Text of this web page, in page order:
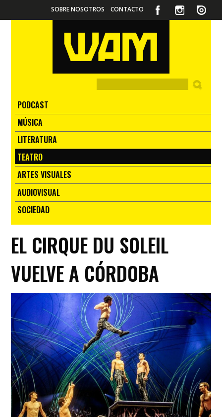
SOBRE NOSOTROS CONTACTO
PODCAST
MÚSICA
LITERATURA
TEATRO
ARTES VISUALES
AUDIOVISUAL
SOCIEDAD
EL CIRQUE DU SOLEIL
VUELVE A CÓRDOBA